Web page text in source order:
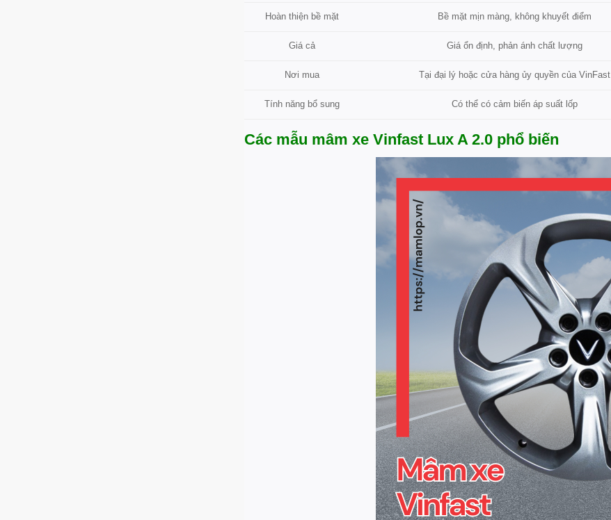
Hoàn thiện bề mặt Bề mặt mịn màng, không khuyết điểm
Giá cả Giá ổn định, phản ánh chất lượng
Nơi mua Tại đại lý hoặc cửa hàng ủy quyền của VinFast
Tính năng bổ sung Có thể có cảm biến áp suất lốp
Các mẫu mâm xe Vinfast Lux A 2.0 phổ biến